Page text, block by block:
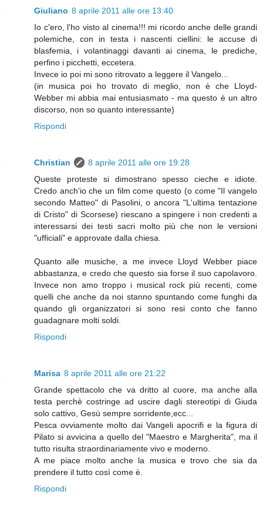
Giuliano 8 aprile 2011 alle ore 13:40
Io c'ero, l'ho visto al cinema!!! mi ricordo anche delle grandi
polemiche, con in testa i nascenti ciellini: le accuse di
blasfemia, i volantinaggi davanti ai cinema, le prediche,
perfino i picchetti, eccetera.
Invece io poi mi sono ritrovato a leggere il Vangelo...
(in musica poi ho trovato di meglio, non è che Lloyd-
Webber mi abbia mai entusiasmato - ma questo è un altro
discorso, non so quanto interessante)
Rispondi
Christian
8 aprile 2011 alle ore 19:28
Queste proteste si dimostrano spesso cieche e idiote.
Credo anch'io che un film come questo (o come "Il vangelo
secondo Matteo" di Pasolini, o ancora "L'ultima tentazione
di Cristo" di Scorsese) riescano a spingere i non credenti a
interessarsi dei testi sacri molto più che non le versioni
"ufficiali" e approvate dalla chiesa.
Quanto alle musiche, a me invece Lloyd Webber piace
abbastanza, e credo che questo sia forse il suo capolavoro.
Invece non amo troppo i musical rock più recenti, come
quelli che anche da noi stanno spuntando come funghi da
quando gli organizzatori si sono resi conto che fanno
guadagnare molti soldi.
Rispondi
Marisa 8 aprile 2011 alle ore 21:22
Grande spettacolo che va dritto al cuore, ma anche alla
testa perchè costringe ad uscire dagli stereotipi di Giuda
solo cattivo, Gesù sempre sorridente,ecc...
Pesca ovviamente molto dai Vangeli apocrifi e la figura di
Pilato si avvicina a quello del "Maestro e Margherita", ma il
tutto risulta straordinariamente vivo e moderno.
A me piace molto anche la musica e trovo che sia da
prendere il tutto così come è.
Rispondi